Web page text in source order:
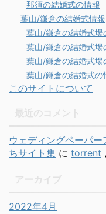
那須の結婚式の情報
葉山/鎌倉の結婚式情報
葉山/鎌倉の結婚式場
葉山/鎌倉の結婚式場
葉山/鎌倉の結婚式場
葉山/鎌倉の結婚式の
このサイトについて
ウェディングペーパ
ちサイト集 に torrent
2022年4月